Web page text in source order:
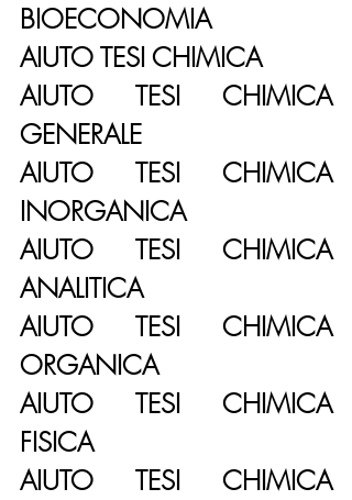
BIOECONOMIA
AIUTO TESI CHIMICA
AIUTO TESI CHIMICA
GENERALE
AIUTO TESI CHIMICA
INORGANICA
AIUTO TESI CHIMICA
ANALITICA
AIUTO TESI CHIMICA
ORGANICA
AIUTO TESI CHIMICA
FISICA
AIUTO TESI CHIMICA